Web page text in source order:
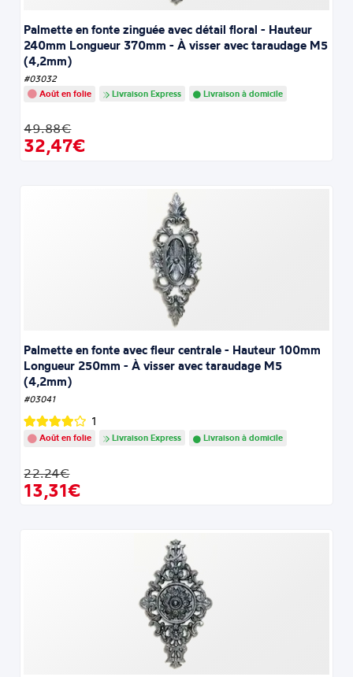
Palmette en fonte zinguée avec détail floral - Hauteur
240mm Longueur 370mm - À visser avec taraudage M5
(4,2mm)
#03032
Août en folie
Livraison Express Livraison à domicile
49.88€
32,47€
Palmette en fonte avec fleur centrale - Hauteur 100mm
Longueur 250mm - À visser avec taraudage M5
(4,2mm)
#03041
1
Août en folie Livraison Express Livraison à domicile
22.24€
13,31€